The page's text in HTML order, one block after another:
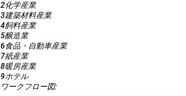
2化学産業
3建築材料産業
4飼料産業
5醸造業
6食品・自動車産業
7紙産業
8暖房産業
9ホテル
ワークフロー図: